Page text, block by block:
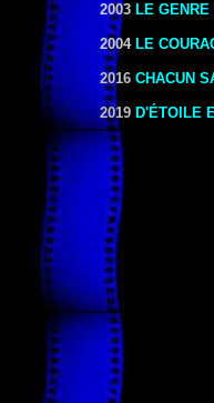
2003 LE
2004 LE
2016 CHACUN
2019 D'ÉTOILE